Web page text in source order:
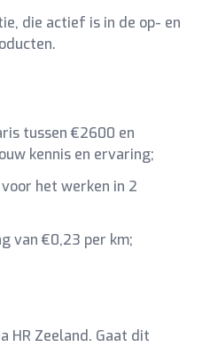
die actief is in de op- en
tussen €2600 en
kennis en ervaring;
het werken in 2
van €0,23 per km;
HR Zeeland. Gaat dit